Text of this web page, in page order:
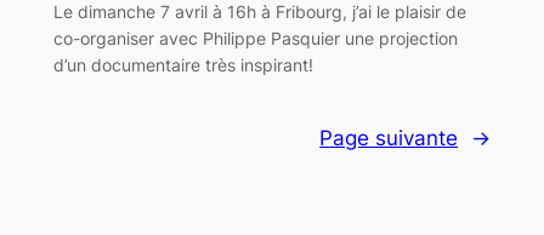
Le dimanche 7 avril à 16h à Fribourg, j’ai le plaisir de
co-organiser avec Philippe Pasquier une projection
d’un documentaire très inspirant!
Page suivante →